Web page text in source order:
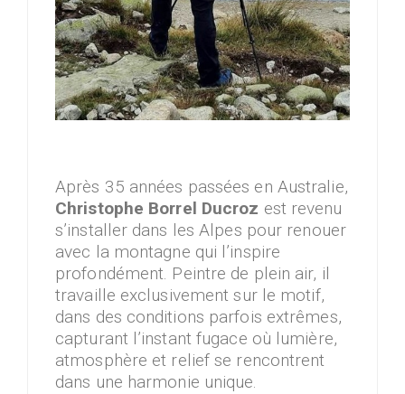
Après 35 années passées en Australie,
Christophe Borrel Ducroz est revenu
s’installer dans les Alpes pour renouer
avec la montagne qui l’inspire
profondément. Peintre de plein air, il
travaille exclusivement sur le motif,
dans des conditions parfois extrêmes,
capturant l’instant fugace où lumière,
atmosphère et relief se rencontrent
dans une harmonie unique.